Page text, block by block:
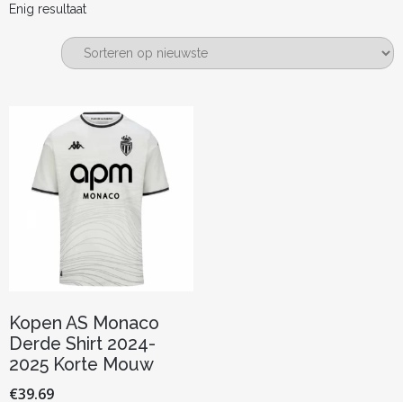
Enig resultaat
Kopen AS Monaco
Derde Shirt 2024-
2025 Korte Mouw
€39.69